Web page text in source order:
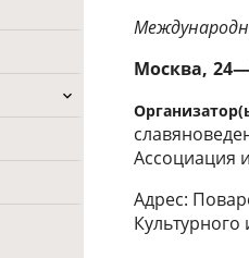
Москва
Ассоциация
Адрес:
Культурного